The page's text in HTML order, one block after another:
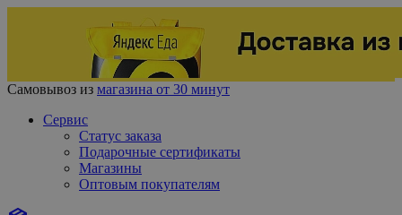
Самовывоз из магазина от 30 минут
Сервис
Статус заказа
Подарочные сертификаты
Магазины
Оптовым покупателям